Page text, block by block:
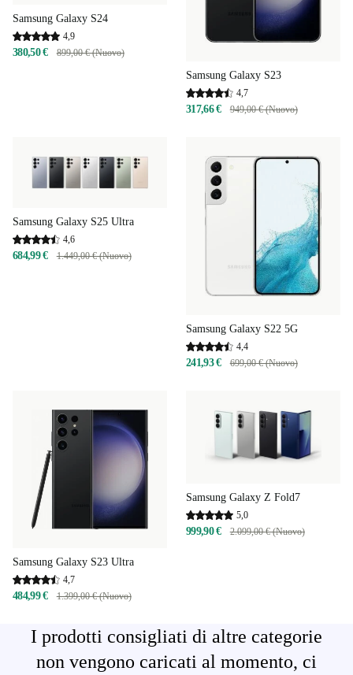
Samsung Galaxy S24
4,9
380,50 € 899,00 € (Nuovo)
Samsung Galaxy S23
4,7
317,66 € 949,00 € (Nuovo)
Samsung Galaxy S25 Ultra
4,6
684,99 € 1.449,00 € (Nuovo)
Samsung Galaxy S22 5G
4,4
241,93 € 699,00 € (Nuovo)
Samsung Galaxy S23 Ultra
4,7
484,99 € 1.399,00 € (Nuovo)
Samsung Galaxy Z Fold7
5,0
999,90 € 2.099,00 € (Nuovo)
I prodotti consigliati di altre categorie
non vengono caricati al momento, ci